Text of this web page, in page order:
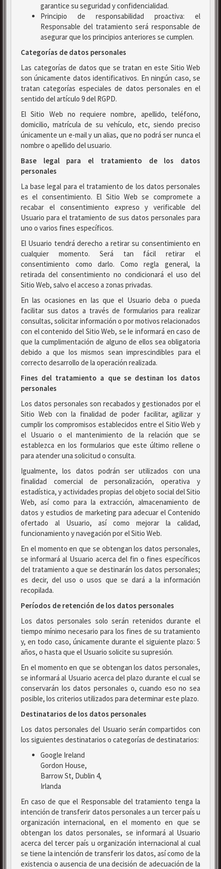
garantice su seguridad y confidencialidad.
Principio de responsabilidad proactiva: el
Responsable del tratamiento será responsable de
asegurar que los principios anteriores se cumplen.
Categorías de datos personales
Las categorías de datos que se tratan en este Sitio Web
son únicamente datos identificativos. En ningún caso, se
tratan categorías especiales de datos personales en el
sentido del artículo 9 del RGPD.
El Sitio Web no requiere nombre, apellido, teléfono,
domicilio, matrícula de su vehículo, etc, siendo preciso
únicamente un e-mail y un alias, que no podrá ser nunca el
nombre o apellido del usuario.
Base legal para el tratamiento de los datos
personales
La base legal para el tratamiento de los datos personales
es el consentimiento. El Sitio Web se compromete a
recabar el consentimiento expreso y verificable del
Usuario para el tratamiento de sus datos personales para
uno o varios fines específicos.
El Usuario tendrá derecho a retirar su consentimiento en
cualquier momento. Será tan fácil retirar el
consentimiento como darlo. Como regla general, la
retirada del consentimiento no condicionará el uso del
Sitio Web, salvo el acceso a zonas privadas.
En las ocasiones en las que el Usuario deba o pueda
facilitar sus datos a través de formularios para realizar
consultas, solicitar información o por motivos relacionados
con el contenido del Sitio Web, se le informará en caso de
que la cumplimentación de alguno de ellos sea obligatoria
debido a que los mismos sean imprescindibles para el
correcto desarrollo de la operación realizada.
Fines del tratamiento a que se destinan los datos
personales
Los datos personales son recabados y gestionados por el
Sitio Web con la finalidad de poder facilitar, agilizar y
cumplir los compromisos establecidos entre el Sitio Web y
el Usuario o el mantenimiento de la relación que se
establezca en los formularios que este último rellene o
para atender una solicitud o consulta.
Igualmente, los datos podrán ser utilizados con una
finalidad comercial de personalización, operativa y
estadística, y actividades propias del objeto social del Sitio
Web, así como para la extracción, almacenamiento de
datos y estudios de marketing para adecuar el Contenido
ofertado al Usuario, así como mejorar la calidad,
funcionamiento y navegación por el Sitio Web.
En el momento en que se obtengan los datos personales,
se informará al Usuario acerca del fin o fines específicos
del tratamiento a que se destinarán los datos personales;
es decir, del uso o usos que se dará a la información
recopilada.
Períodos de retención de los datos personales
Los datos personales solo serán retenidos durante el
tiempo mínimo necesario para los fines de su tratamiento
y, en todo caso, únicamente durante el siguiente plazo: 5
años, o hasta que el Usuario solicite su supresión.
En el momento en que se obtengan los datos personales,
se informará al Usuario acerca del plazo durante el cual se
conservarán los datos personales o, cuando eso no sea
posible, los criterios utilizados para determinar este plazo.
Destinatarios de los datos personales
Los datos personales del Usuario serán compartidos con
los siguientes destinatarios o categorías de destinatarios:
Google Ireland
Gordon House,
Barrow St, Dublin 4,
Irlanda
En caso de que el Responsable del tratamiento tenga la
intención de transferir datos personales a un tercer país u
organización internacional, en el momento en que se
obtengan los datos personales, se informará al Usuario
acerca del tercer país u organización internacional al cual
se tiene la intención de transferir los datos, así como de la
existencia o ausencia de una decisión de adecuación de la